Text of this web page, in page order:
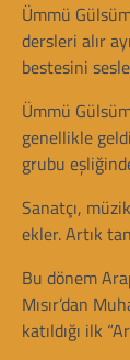
Ümmü
dersleri alır
bestesini
Ümmü
genellikle
grubu
Sanatçı,
ekler. Artık
Bu dönem
Mısır’dan
katıldığı ilk